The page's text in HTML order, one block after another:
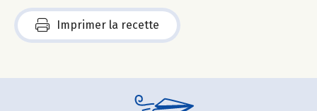
Imprimer la recette